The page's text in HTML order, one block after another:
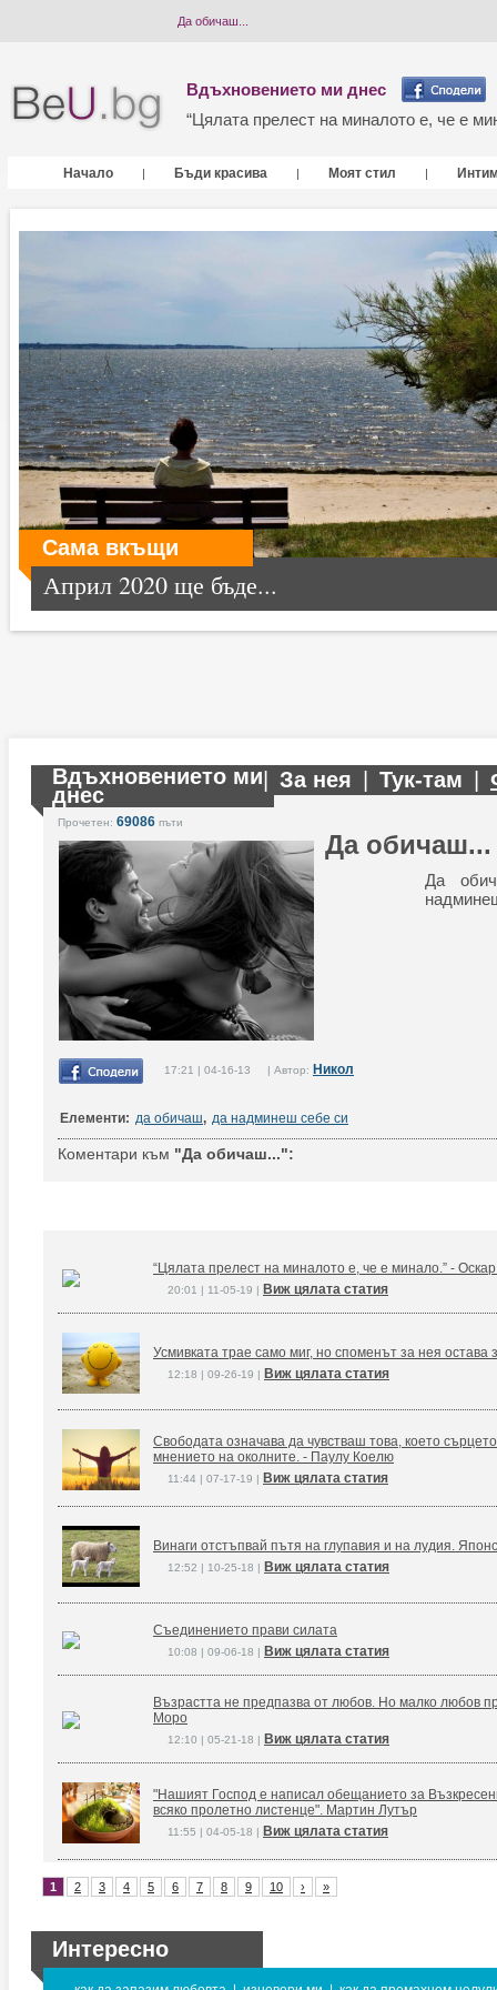
Да обичаш...
Вдъхновението ми днес
“Цялата прелест на миналото е, че е
Начало | Бъди красива | Моят стил |
Сама вкъщи
Април 2020 ще бъде...
Вдъхновението ми
днес
За нея Тук-там
Прочетен: 69086 пъти
Да обичаш...
Да
17:21 | 04-16-13 | Автор: Никол
Елементи: да обичаш, да надминеш себе си
Коментари към "Да обичаш...":
“Цялата прелест на миналото е, че е минало.” -
20:01 | 11-05-19 | Виж цялата статия
Усмивката трае само миг, но споменът за нея остава
12:18 | 09-26-19 | Виж цялата статия
Свободата означава да чувстваш това, което
мнението на околните. - Паулу Коелю
11:44 | 07-17-19 | Виж цялата статия
Винаги отстъпвай пътя на глупавия и на лудия.
12:52 | 10-25-18 | Виж цялата статия
Съединението прави силата
10:08 | 09-06-18 | Виж цялата статия
Възрастта не предпазва от любов. Но малко любов
Моро
12:10 | 05-21-18 | Виж цялата статия
"Нашият Господ е написал обещанието за
всяко пролетно листенце". Мартин Лутър
11:55 | 04-05-18 | Виж цялата статия
1 2 3 4 5 6 7 8 9 10 › »
Интересно